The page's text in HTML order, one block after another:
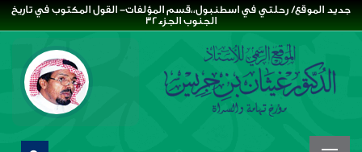
جديد الموقع/ رحلتي في اسطنبول،،قسم المؤلفات- القول المكتوب في تاريخ
الجنوب الجزء32